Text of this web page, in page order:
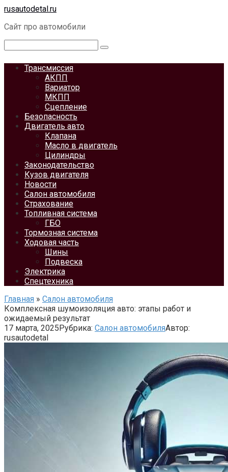
Перейти
контенту
rusautodetal.ru
Сайт про автомобили
Трансмиссия
АКПП
Вариатор
МКПП
Сцепление
Безопасность
Двигатель авто
Клапана
Масло в двигатель
Цилиндры
Законодательство
Кузов двигателя
Новости
Салон автомобиля
Страхование
Топливная система
ГБО
Тормозная система
Ходовая часть
Шины
Подвеска
Электрика
Спецтехника
Главная » Салон автомобиля
Комплексная шумоизоляция авто: этапы работ и
ожидаемый результат
17 марта, 2025Рубрика: Салон автомобиляАвтор:
rusautodetal